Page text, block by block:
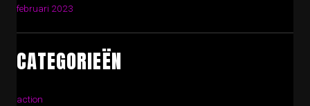
februari 2023
CATEGORIEËN
action